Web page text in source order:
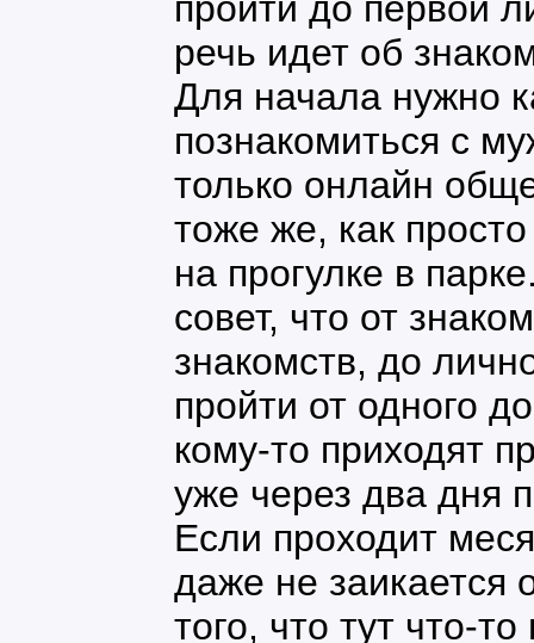
речь идет об
Для начала нужно
познакомиться с
только онлайн
тоже же, как
на прогулке в
совет, что от
знакомств, до
пройти от одного
кому-то приходят
уже через два дня
Если проходит
даже не заикается
того, что тут что-